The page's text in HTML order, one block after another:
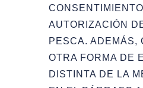
AUTORIZACIÓN
PESCA. ADEMÁS,
OTRA FORMA DE
DISTINTA DE LA